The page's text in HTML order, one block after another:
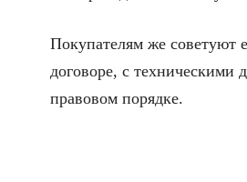
Покупателям же советуют
договоре, с техническими
правовом порядке.